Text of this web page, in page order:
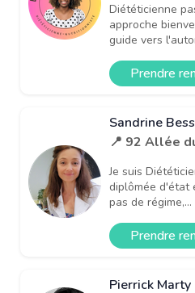
Diététicienne
approche
guide vers
Prendre
Sandrine
📍 92 Allée
Je suis
diplômée d'état
pas de régime,...
Prendre
Pierrick Marty